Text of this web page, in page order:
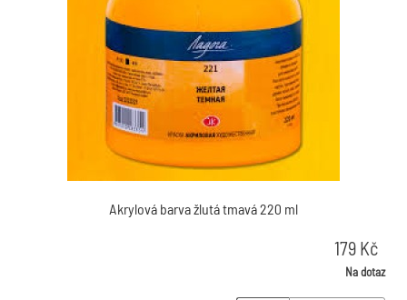
Akrylová barva žlutá tmavá 220 ml
179Kč
Na dotaz